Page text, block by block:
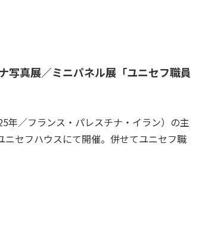
写真展／ミニパネル展「ユニセフ職員
年／フランス・パレスチナ・イラン）の主
セフハウスにて開催。併せてユニセフ職